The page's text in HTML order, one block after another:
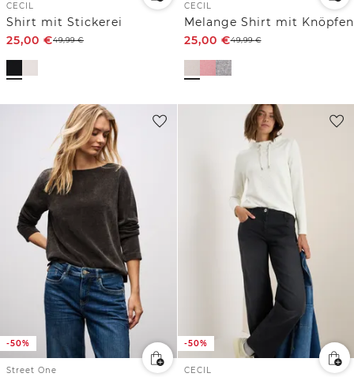
CECIL
Shirt mit Stickerei
25,00 €49,99€
CECIL
Melange Shirt mit Knöpfen
25,00 €49,99€
-50%
Street One
-50%
CECIL